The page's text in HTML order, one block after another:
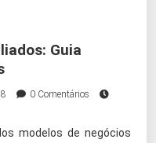
Guia
0 Comentários
modelos de negócios